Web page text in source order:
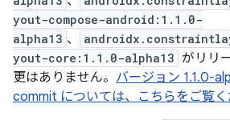
yout-compose-android:1.1.0-
alpha13 、
yout-core:1.1.0-alpha13 がリリ
更はありません。 バージョン 1.1.0-
commit については、こちらをご覧く